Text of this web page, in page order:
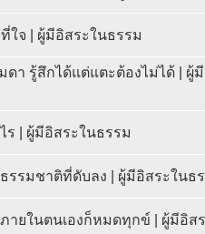
ใจ | ผู้มีอิสระในธรรม
ดา รู้สึกได้แต่แตะต้องไม่ได้ | ผู้
ร | ผู้มีอิสระในธรรม
รรมชาติที่ดับลง | ผู้มีอิสระในธ
ายในตนเองก็หมดทุกข์ | ผู้มีอิส